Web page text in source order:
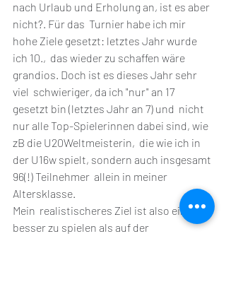
nach Urlaub und Erholung an, ist es aber
nicht?. Für das  Turnier habe ich mir
hohe Ziele gesetzt: letztes Jahr wurde
ich 10.,  das wieder zu schaffen wäre
grandios. Doch ist es dieses Jahr sehr
viel  schwieriger, da ich "nur" an 17
gesetzt bin (letztes Jahr an 7) und  nicht
nur alle Top-Spielerinnen dabei sind, wie
zB die U20Weltmeisterin,  die wie ich in
der U16w spielt, sondern auch insgesamt
96(!) Teilnehmer  allein in meiner
Altersklasse.
Mein  realistischeres Ziel ist also einfach,
besser zu spielen als auf der